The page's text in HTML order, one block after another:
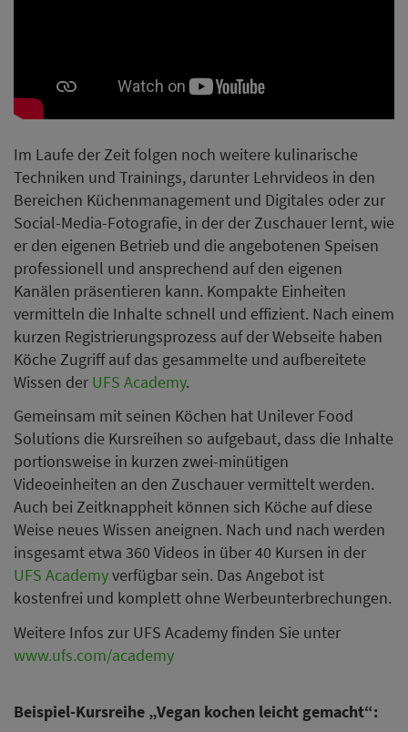
Im Laufe der Zeit folgen noch weitere kulinarische
Techniken und Trainings, darunter Lehrvideos in den
Bereichen Küchenmanagement und Digitales oder zur
Social-Media-Fotografie, in der der Zuschauer lernt, wie
er den eigenen Betrieb und die angebotenen Speisen
professionell und ansprechend auf den eigenen
Kanälen präsentieren kann. Kompakte Einheiten
vermitteln die Inhalte schnell und effizient. Nach einem
kurzen Registrierungsprozess auf der Webseite haben
Köche Zugriff auf das gesammelte und aufbereitete
Wissen der UFS Academy.
Gemeinsam mit seinen Köchen hat Unilever Food
Solutions die Kursreihen so aufgebaut, dass die Inhalte
portionsweise in kurzen zwei-minütigen
Videoeinheiten an den Zuschauer vermittelt werden.
Auch bei Zeitknappheit können sich Köche auf diese
Weise neues Wissen aneignen. Nach und nach werden
insgesamt etwa 360 Videos in über 40 Kursen in der
UFS Academyverfügbar sein. Das Angebot ist
kostenfrei und komplett ohne Werbeunterbrechungen.
Weitere Infos zur UFS Academy finden Sie unter
www.ufs.com/academy
Beispiel-Kursreihe „Vegan kochen leicht gemacht“: